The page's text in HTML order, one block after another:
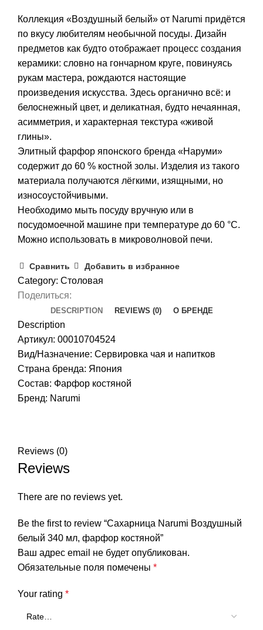
Коллекция «Воздушный белый» от Narumi придётся
по вкусу любителям необычной посуды. Дизайн
предметов как будто отображает процесс создания
керамики: словно на гончарном круге, повинуясь
рукам мастера, рождаются настоящие
произведения искусства. Здесь органично всё: и
белоснежный цвет, и деликатная, будто нечаянная,
асимметрия, и характерная текстура «живой
глины».
Элитный фарфор японского бренда «Наруми»
содержит до 60 % костной золы. Изделия из такого
материала получаются лёгкими, изящными, но
износоустойчивыми.
Необходимо мыть посуду вручную или в
посудомоечной машине при температуре до 60 °С.
Можно использовать в микроволновой печи.
Сравнить Добавить в избранное
Category: Столовая
Поделиться:
DESCRIPTION REVIEWS (0) О БРЕНДЕ
Description
Артикул: 00010704524
Вид/Назначение: Сервировка чая и напитков
Страна бренда: Япония
Состав: Фарфор костяной
Бренд: Narumi
Reviews (0)
Reviews
There are no reviews yet.
Be the first to review “Сахарница Narumi Воздушный
белый 340 мл, фарфор костяной”
Ваш адрес email не будет опубликован.
Обязательные поля помечены *
Your rating *